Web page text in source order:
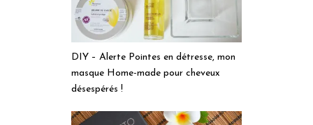
DIY – Alerte Pointes en détresse, mon
masque Home-made pour cheveux
désespérés !